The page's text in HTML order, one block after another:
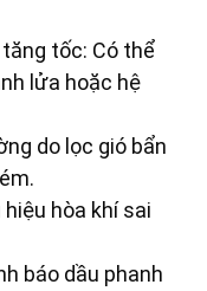
tốc: Có thể
lửa hoặc hệ
do lọc gió bẩn
hòa khí sai
báo dầu phanh